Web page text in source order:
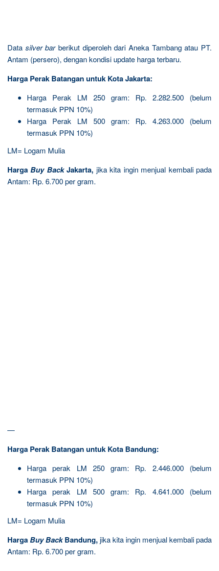
Data silver barberikut diperoleh dari Aneka Tambang atau PT.
Antam (persero), dengan kondisi update harga terbaru.
Harga Perak Batangan untuk Kota Jakarta:
Harga Perak LM 250 gram: Rp. 2.282.500 (belum
termasuk PPN 10%)
Harga Perak LM 500 gram: Rp. 4.263.000 (belum
termasuk PPN 10%)
LM= Logam Mulia
HargaBuy BackJakarta, jika kita ingin menjual kembali pada
Antam: Rp. 6.700 per gram.
—
Harga Perak Batangan untuk Kota Bandung:
Harga perak LM 250 gram: Rp. 2.446.000 (belum
termasuk PPN 10%)
Harga perak LM 500 gram: Rp. 4.641.000 (belum
termasuk PPN 10%)
LM= Logam Mulia
HargaBuy BackBandung,jika kita ingin menjual kembali pada
Antam: Rp. 6.700 per gram.